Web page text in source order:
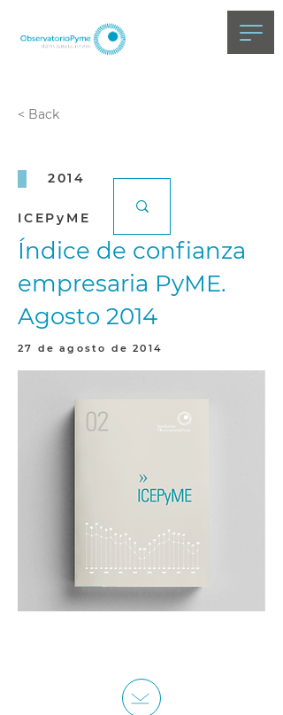
< Back
2014
ICEPyME
Índice de confianza
empresaria PyME.
Agosto 2014
27 de agosto de 2014